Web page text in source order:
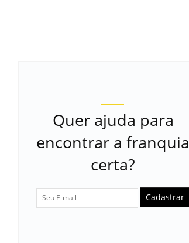
Quer ajuda para
encontrar a franquia
certa?
Cadastrar